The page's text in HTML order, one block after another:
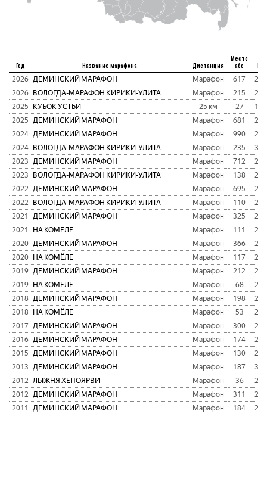
Год Название марафона Дистанция
Место
абс
2026 ДЕМИНСКИЙ МАРАФОН Марафон 617
2026 ВОЛОГДА-МАРАФОН КИРИКИ-УЛИТА Марафон 215
2025
КУБОК УСТЬИ 25 км 27
2025 ДЕМИНСКИЙ МАРАФОН Марафон 681
2024 ДЕМИНСКИЙ МАРАФОН Марафон 990
2024 ВОЛОГДА-МАРАФОН КИРИКИ-УЛИТА Марафон 235
2023 ДЕМИНСКИЙ МАРАФОН Марафон 712
2023
ВОЛОГДА-МАРАФОН КИРИКИ-УЛИТА Марафон 138
2022 ДЕМИНСКИЙ МАРАФОН Марафон 695
2022
ВОЛОГДА-МАРАФОН КИРИКИ-УЛИТА Марафон 110
2021
ДЕМИНСКИЙ МАРАФОН Марафон 325
2021
НА КОМЁЛЕ Марафон 111
2020 ДЕМИНСКИЙ МАРАФОН Марафон 366
2020 НА КОМЁЛЕ Марафон 117
2019 ДЕМИНСКИЙ МАРАФОН Марафон 212
2019 НА КОМЁЛЕ Марафон 68
2018 ДЕМИНСКИЙ МАРАФОН Марафон 198
2018 НА КОМЁЛЕ Марафон 53
2017 ДЕМИНСКИЙ МАРАФОН Марафон 300
2016 ДЕМИНСКИЙ МАРАФОН Марафон 174
2015 ДЕМИНСКИЙ МАРАФОН Марафон 130
2013 ДЕМИНСКИЙ МАРАФОН Марафон 187
2012 ЛЫЖНЯ ХЕПОЯРВИ Марафон 36
2012 ДЕМИНСКИЙ МАРАФОН Марафон 311
2011
ДЕМИНСКИЙ МАРАФОН Марафон 184